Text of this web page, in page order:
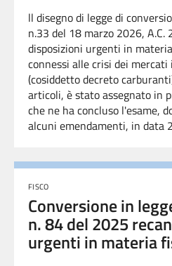
ll disegno di legge di
n.33 del 18 marzo 2026, A.C.
disposizioni urgenti in
connessi alle crisi dei
(cosiddetto decreto
articoli, è stato assegnato in
che ne ha concluso l'esame,
alcuni emendamenti, in data
FISCO
Conversione in
n. 84 del 2025
urgenti in materia